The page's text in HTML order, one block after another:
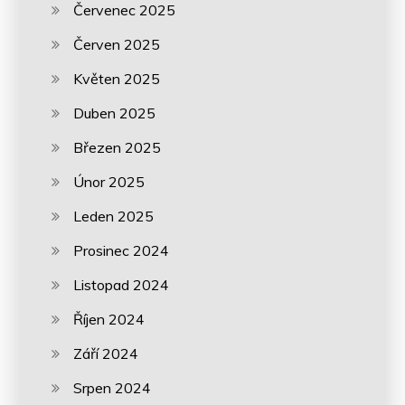
Červenec 2025
Červen 2025
Květen 2025
Duben 2025
Březen 2025
Únor 2025
Leden 2025
Prosinec 2024
Listopad 2024
Říjen 2024
Září 2024
Srpen 2024